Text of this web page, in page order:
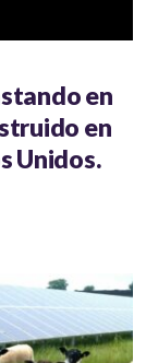
en
en
Unidos.